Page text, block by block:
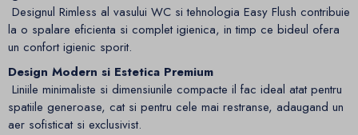
Designul Rimless al vasului WC si tehnologia Easy Flush contribuie
la o spalare eficienta si complet igienica, in timp ce bideul ofera
un confort igienic sporit.
Design Modern si Estetica Premium
Liniile minimaliste si dimensiunile compacte il fac ideal atat pentru
spatiile generoase, cat si pentru cele mai restranse, adaugand un
aer sofisticat si exclusivist.